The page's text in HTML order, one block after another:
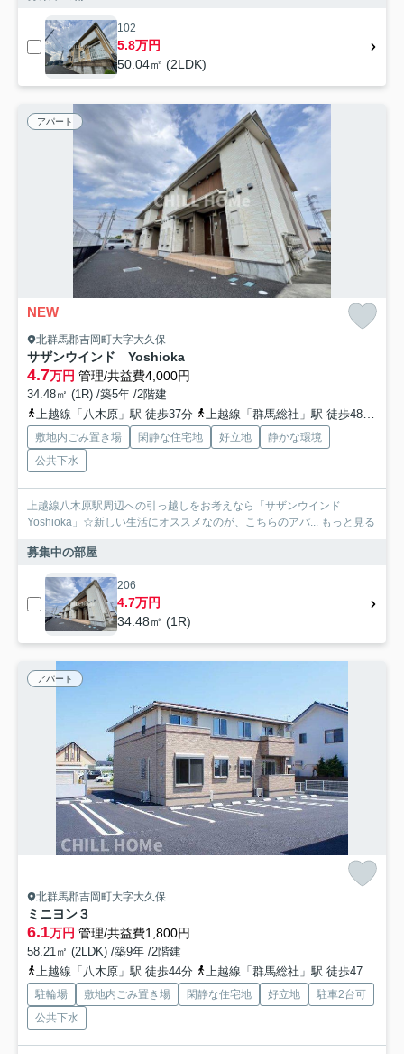
102
5.8万円
50.04㎡ (2LDK)
アパート
NEW
北群馬郡吉岡町大字大久保
サザンウインド Yoshioka
4.7万円 管理/共益費4,000円
34.48㎡ (1R) /築5年 /2階建
上越線「八木原」駅 徒歩37分
上越線「群馬総社」駅 徒歩48分
敷地内ごみ置き場 閑静な住宅地 好立地
静かな環境
公共下水
上越線八木原駅周辺への引っ越しをお考えなら「サザンウインド
Yoshioka」☆新しい生活にオススメなのが、こちらのアパ... もっと見る
募集中の部屋
206
4.7万円
34.48㎡ (1R)
アパート
北群馬郡吉岡町大字大久保
ミニヨン３
6.1万円 管理/共益費1,800円
58.21㎡ (2LDK) /築9年 /2階建
上越線「八木原」駅 徒歩44分
上越線「群馬総社」駅 徒歩47分
駐輪場 敷地内ごみ置き場 閑静な住宅地 好立地
駐車2台可
公共下水